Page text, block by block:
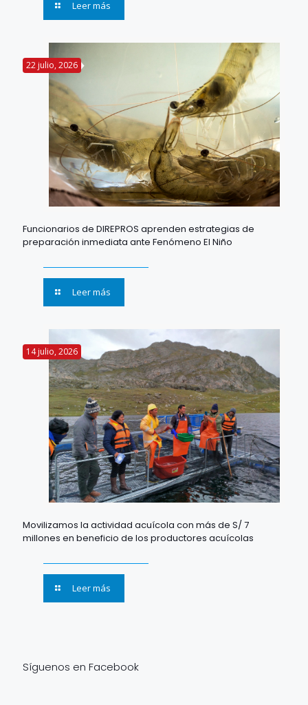
Leer más
22 julio, 2026
Funcionarios de DIREPROS aprenden estrategias de
preparación inmediata ante Fenómeno El Niño
Leer más
14 julio, 2026
Movilizamos la actividad acuícola con más de S/ 7
millones en beneficio de los productores acuícolas
Leer más
Síguenos en Facebook